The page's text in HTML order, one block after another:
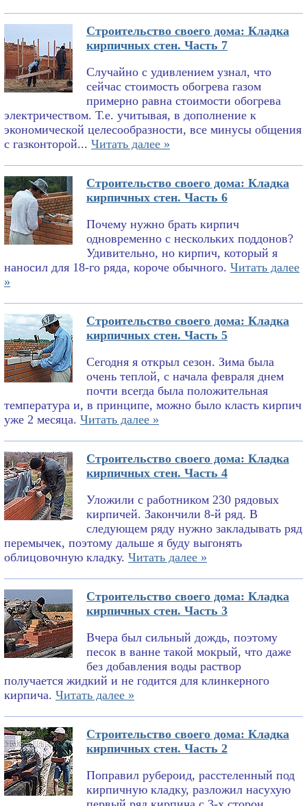
Строительство своего дома: Кладка
кирпичных стен. Часть 7
Случайно с удивлением узнал, что
сейчас стоимость обогрева газом
примерно равна стоимости обогрева
электричеством. Т.е. учитывая, в дополнение к
экономической целесообразности, все минусы общения
с газконторой... Читать далее »
Строительство своего дома: Кладка
кирпичных стен. Часть 6
Почему нужно брать кирпич
одновременно с нескольких поддонов?
Удивительно, но кирпич, который я
наносил для 18-го ряда, короче обычного. Читать далее
»
Строительство своего дома: Кладка
кирпичных стен. Часть 5
Сегодня я открыл сезон. Зима была
очень теплой, с начала февраля днем
почти всегда была положительная
температура и, в принципе, можно было класть кирпич
уже 2 месяца. Читать далее »
Строительство своего дома: Кладка
кирпичных стен. Часть 4
Уложили с работником 230 рядовых
кирпичей. Закончили 8-й ряд. В
следующем ряду нужно закладывать ряд
перемычек, поэтому дальше я буду выгонять
облицовочную кладку. Читать далее »
Строительство своего дома: Кладка
кирпичных стен. Часть 3
Вчера был сильный дождь, поэтому
песок в ванне такой мокрый, что даже
без добавления воды раствор
получается жидкий и не годится для клинкерного
кирпича. Читать далее »
Строительство своего дома: Кладка
кирпичных стен. Часть 2
Поправил рубероид, расстеленный под
кирпичную кладку, разложил насухую